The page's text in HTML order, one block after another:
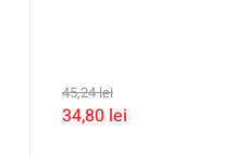
45,24lei
34,80 lei